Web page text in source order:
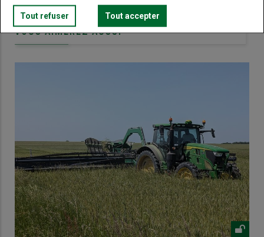
VOUS AIMEREZ AUSSI
Tout refuser Tout accepter